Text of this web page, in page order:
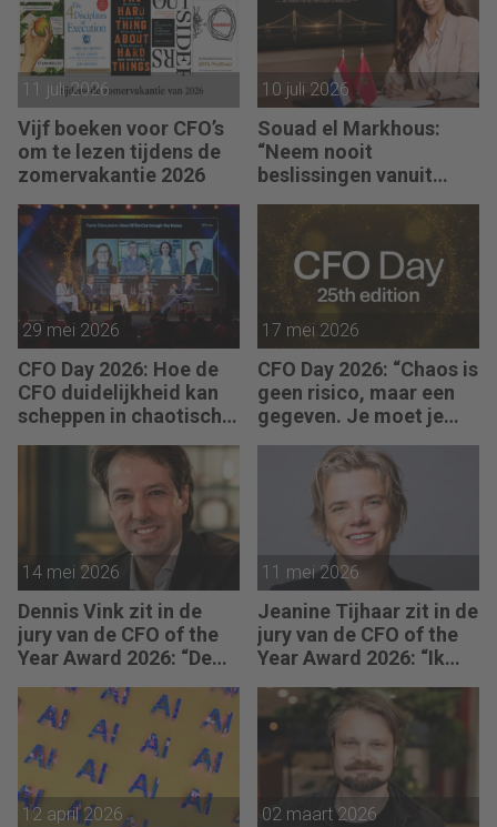
11 juli 2026
Vijf boeken voor CFO’s
om te lezen tijdens de
zomervakantie 2026
10 juli 2026
Souad el Markhous:
“Neem nooit
beslissingen vanuit
visie.”
29 mei 2026
CFO Day 2026: Hoe de
CFO duidelijkheid kan
scheppen in chaotische
tijden
17 mei 2026
CFO Day 2026: “Chaos is
geen risico, maar een
gegeven. Je moet je
organisatie erop
inrichten.”
14 mei 2026
Dennis Vink zit in de
jury van de CFO of the
Year Award 2026: “De
CFO van morgen
balanceert emotionele
intelligentie feilloos
met ijzeren
administratieve
discipline.”
11 mei 2026
Jeanine Tijhaar zit in de
jury van de CFO of the
Year Award 2026: “Ik
kijk of CFO’s scherpte
combineren met
mensgericht
leiderschap.”
12 april 2026 02 maart 2026